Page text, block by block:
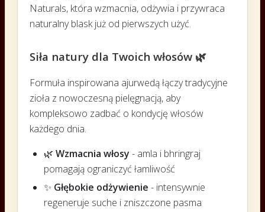
Naturals, która wzmacnia, odżywia i przywraca
naturalny blask już od pierwszych użyć.
Siła natury dla Twoich włosów 🌿
Formuła inspirowana ajurwedą łączy tradycyjne
zioła z nowoczesną pielęgnacją, aby
kompleksowo zadbać o kondycję włosów
każdego dnia.
🌿 Wzmacnia włosy - amla i bhringraj
pomagają ograniczyć łamliwość
✨ Głębokie odżywienie - intensywnie
regeneruje suche i zniszczone pasma